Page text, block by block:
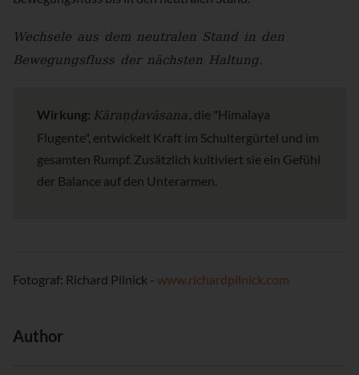
Wechsele aus dem neutralen Stand in den
Bewegungsfluss der nächsten Haltung.
Wirkung: Kāraṇḍavāsana , die "Himalaya
Flugente", entwickelt Kraft im Schultergürtel und im
gesamten Rumpf. Zusätzlich kultiviert sie ein Gefühl
der Balance auf den Unterarmen.
Fotograf: Richard Pilnick - www.richardpilnick.com
Author